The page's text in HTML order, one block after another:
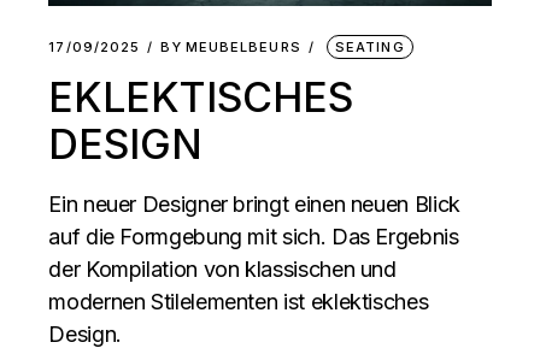
17/09/2025 BY MEUBELBEURS SEATING
EKLEKTISCHES
DESIGN
Ein neuer Designer bringt einen neuen Blick
auf die Formgebung mit sich. Das Ergebnis
der Kompilation von klassischen und
modernen Stilelementen ist eklektisches
Design.